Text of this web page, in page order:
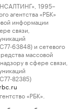
1995–
агентства «РБК»
информации
связи,
63848) и сетевого
массовой
в сфере связи,
82385)
«РБК».